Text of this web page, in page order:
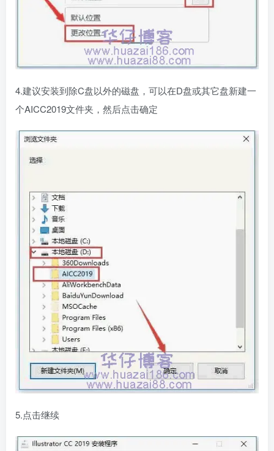
4.建议安装到除C盘以外的磁盘，可以在D盘或其它盘新建一
个AICC2019文件夹，然后点击确定
5.点击继续